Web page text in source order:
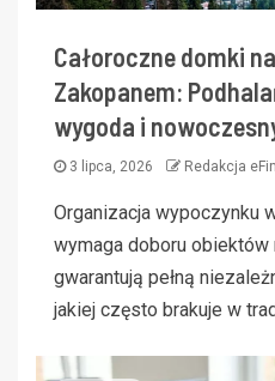
Całoroczne domki
Zakopanem:
wygoda i
3 lipca, 2026 Redakcja
Organizacja wypoczynku
wymaga doboru obiektów
gwarantują pełną
jakiej często brakuje w